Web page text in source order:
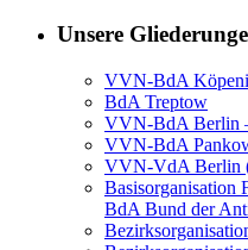
Unsere
VVN-BdA
BdA Treptow
VVN-BdA Berlin
VVN-BdA
VVN-VdA Berlin
Basisorganisation
BdA Bund der